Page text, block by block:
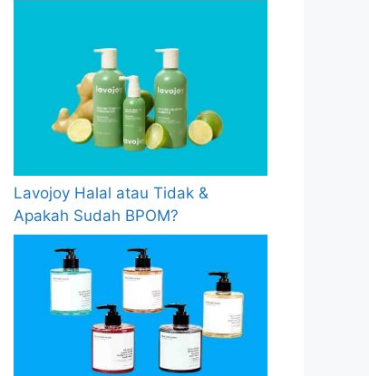
Lavojoy Halal atau Tidak &
Apakah Sudah BPOM?